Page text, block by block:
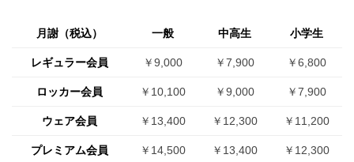
月謝（税込） 一般 中高生 小学生
レギュラー会員 ￥9,000 ￥7,900 ￥6,800
ロッカー会員 ￥10,100 ￥9,000 ￥7,900
ウェア会員 ￥13,400 ￥12,300 ￥11,200
プレミアム会員 ￥14,500 ￥13,400 ￥12,300